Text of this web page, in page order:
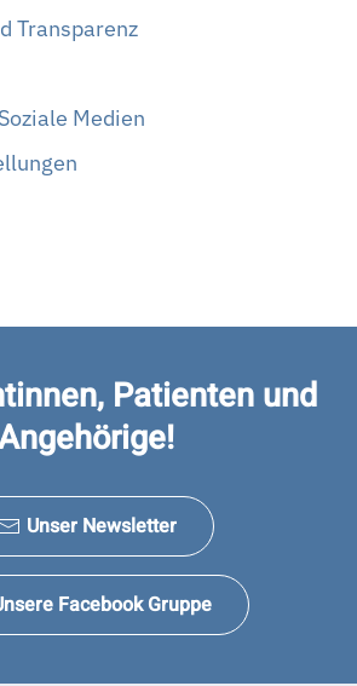
Transparenz
Medien
Patienten und
Unser Newsletter
Facebook Gruppe